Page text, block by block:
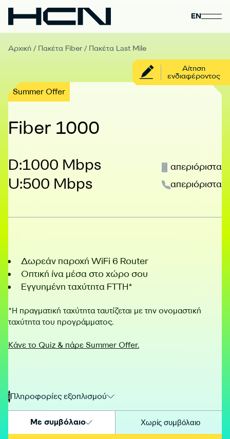
EN
Αίτηση
ενδιαφέροντος
Αρχική / Πακέτα Fiber/ Πακέτα Last Mile
Summer Offer
Fiber 1000
D:1000 Mbps
U:500 Mbps
απεριόριστα
απεριόριστα
Δωρεάν παροχή WiFi 6 Router
Οπτική ίνα μέσα στο χώρο σου
Εγγυημένη ταχύτητα FTTH*
*Η πραγματική ταχύτητα ταυτίζεται με την ονομαστική
ταχύτητα του προγράμματος.
Κάνε το Quiz & πάρε Summer Offer.
iΠληροφορίες εξοπλισμού
Με συμβόλαιο Χωρίς συμβόλαιο